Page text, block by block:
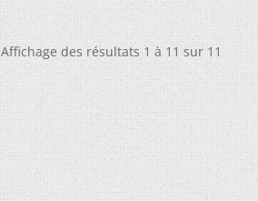
Affichage des résultats 1 à 11 sur 11